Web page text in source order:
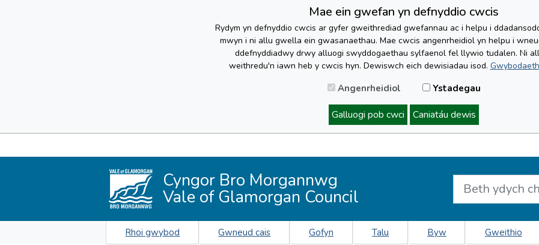
Mae ein gwefan yn defnyddio cwcis
Rydym yn defnyddio cwcis ar gyfer gweithrediad gwefannau ac i helpu i
mwyn i ni allu gwella ein gwasanaethau. Mae cwcis angenrheidiol yn helpu i
ddefnyddiadwy drwy alluogi swyddogaethau sylfaenol fel llywio tudalen. Ni
weithredu'n iawn heb y cwcis hyn. Dewiswch eich dewisiadau isod.
Angenrheidiol Ystadegau
Galluogi pob cwci Caniatáu dewis
Cyngor Bro Morgannwg
Vale of Glamorgan Council
Rhoi gwybod Gwneud cais Gofyn Talu Byw Gweithio